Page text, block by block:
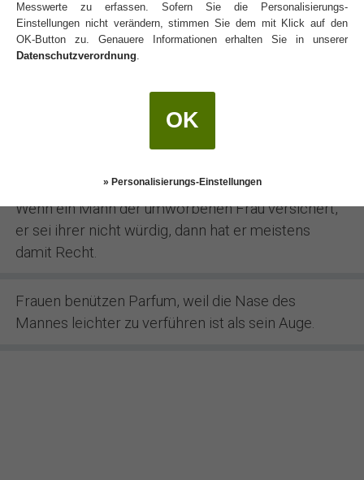
Bedauernswert die Frau, die nichts zu bereuen hat.
Wenn ein Mann der umworbenen Frau versichert,
er sei ihrer nicht würdig, dann hat er meistens
damit Recht.
Frauen benützen Parfum, weil die Nase des
Mannes leichter zu verführen ist als sein Auge.
Messwerte zu erfassen. Sofern Sie die Personalisierungs-
Einstellungen nicht verändern, stimmen Sie dem mit Klick auf den
OK-Button zu. Genauere Informationen erhalten Sie in unserer
Datenschutzverordnung.
OK
» Personalisierungs-Einstellungen